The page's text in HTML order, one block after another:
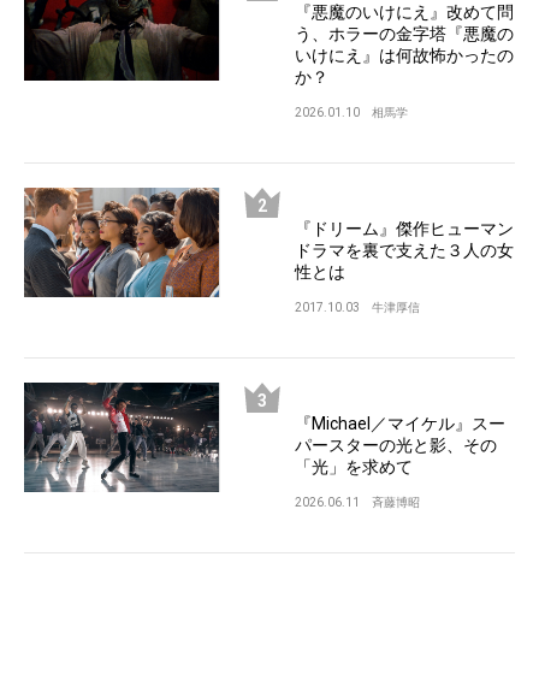
『悪魔のいけにえ』改めて問
う、ホラーの金字塔『悪魔の
いけにえ』は何故怖かったの
か？
2026.01.10 相馬学
『ドリーム』傑作ヒューマン
ドラマを裏で支えた３人の女
性とは
2017.10.03 牛津厚信
『Michael／マイケル』スー
パースターの光と影、その
「光」を求めて
2026.06.11 斉藤博昭